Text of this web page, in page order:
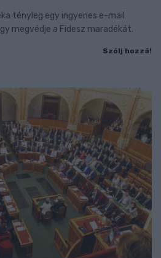
tényleg egy ingyenes e-mail
megvédje a Fidesz maradékát.
Szólj hozzá!